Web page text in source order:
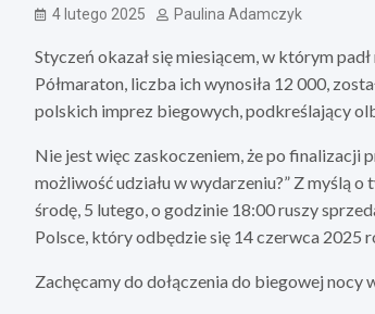
4 lutego 2025 Paulina Adamczyk
Styczeń okazał się miesiącem, w którym
Półmaraton, liczba ich wynosiła 12 000,
polskich imprez biegowych, podkreślający
Nie jest więc zaskoczeniem, że po finalizacji
możliwość udziału w wydarzeniu?” Z myślą
środę, 5 lutego, o godzinie 18:00 ruszy
Polsce, który odbędzie się 14 czerwca 2025
Zachęcamy do dołączenia do biegowej nocy